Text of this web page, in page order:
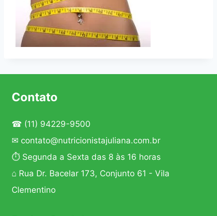
Contato
☎ (11) 94229-9500
✉ contato@nutricionistajuliana.com.br
⏱ Segunda a Sexta das 8 às 16 horas
⌂ Rua Dr. Bacelar 173, Conjunto 61 - Vila
Clementino